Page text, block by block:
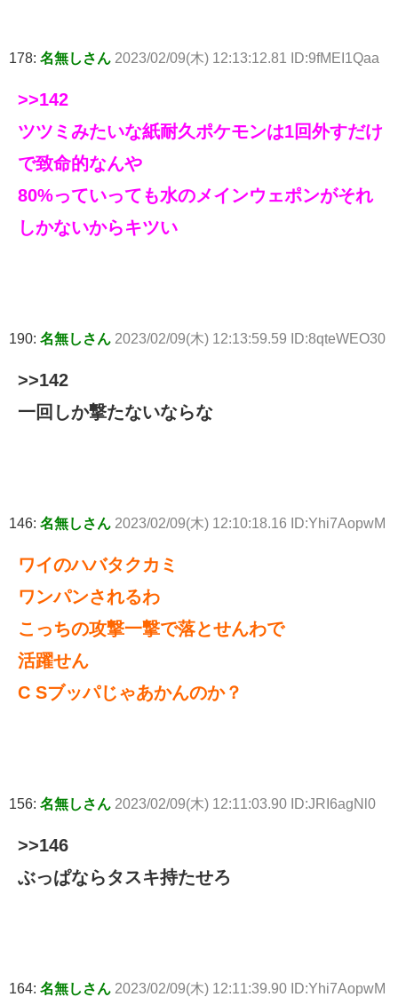
178: 名無しさん 2023/02/09(木) 12:13:12.81 ID:9fMEI1Qaa
>>142
ツツミみたいな紙耐久ポケモンは1回外すだけ
で致命的なんや
80%っていっても水のメインウェポンがそれ
しかないからキツい
190: 名無しさん 2023/02/09(木) 12:13:59.59 ID:8qteWEO30
>>142
一回しか撃たないならな
146: 名無しさん 2023/02/09(木) 12:10:18.16 ID:Yhi7AopwM
ワイのハバタクカミ
ワンパンされるわ
こっちの攻撃一撃で落とせんわで
活躍せん
C Sブッパじゃあかんのか？
156: 名無しさん 2023/02/09(木) 12:11:03.90 ID:JRI6agNl0
>>146
ぶっぱならタスキ持たせろ
164: 名無しさん 2023/02/09(木) 12:11:39.90 ID:Yhi7AopwM